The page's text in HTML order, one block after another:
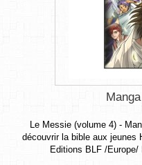
Le Messie (volume 4) -
découvrir la bible aux jeunes
Editions BLF /